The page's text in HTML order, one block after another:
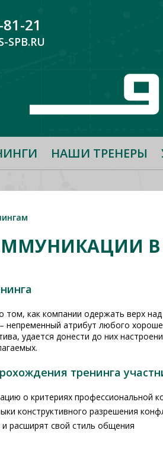
21
SPB.RU
НАШИ ТРЕНЕРЫ
В
том, как компании одержать верх
непременный атрибут любого
удается донести до них
тренинга
о критериях профессиональной
конструктивного разрешения
расширят свой стиль общения